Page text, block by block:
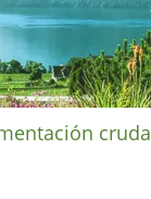
cruda